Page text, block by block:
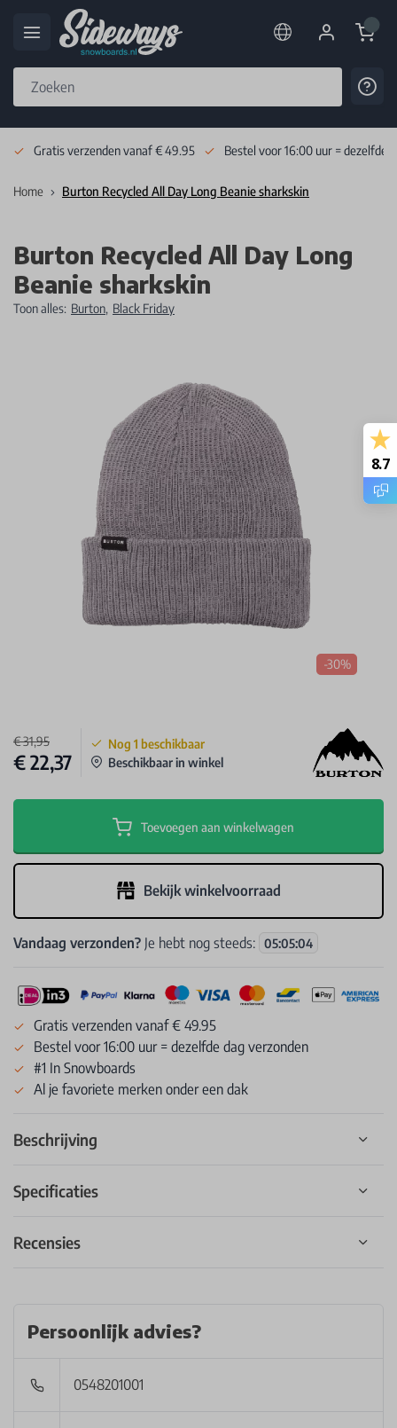
Cart
Gratis verzenden vanaf € 49.95 Bestel voor 16:00 uur = dezelfde
Home Burton Recycled All Day Long Beanie sharkskin
Burton Recycled All Day Long
Beanie sharkskin
Toon alles: Burton, Black Friday
-30%
€ 31,95
€ 22,37
Nog 1 beschikbaar
Beschikbaar in winkel
Toevoegen aan winkelwagen
Bekijk winkelvoorraad
Vandaag verzonden? Je hebt nog steeds: 05:05:04
Gratis verzenden vanaf € 49.95
Bestel voor 16:00 uur = dezelfde dag verzonden
#1 In Snowboards
Al je favoriete merken onder een dak
Beschrijving
Specificaties
Recensies
Persoonlijk advies?
0548201001
8.7